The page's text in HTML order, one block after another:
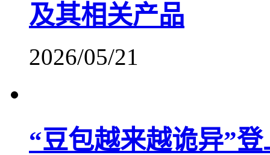
及其相关产品
2026/05/21
“豆包越来越诡异”